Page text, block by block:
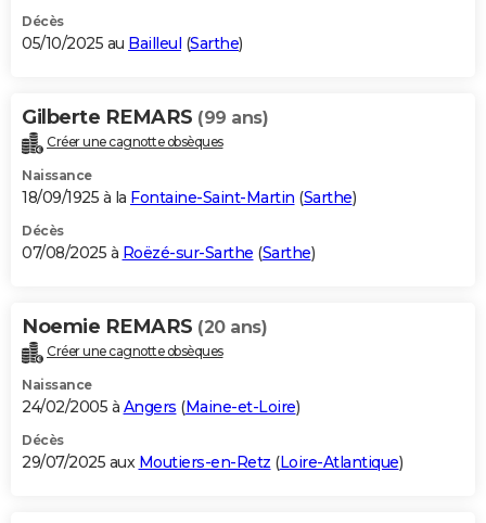
Décès
05/10/2025 au Bailleul (Sarthe)
Gilberte REMARS (99 ans)
Créer une cagnotte obsèques
Naissance
18/09/1925 à la Fontaine-Saint-Martin (Sarthe)
Décès
07/08/2025 à Roëzé-sur-Sarthe (Sarthe)
Noemie REMARS (20 ans)
Créer une cagnotte obsèques
Naissance
24/02/2005 à Angers (Maine-et-Loire)
Décès
29/07/2025 aux Moutiers-en-Retz (Loire-Atlantique)